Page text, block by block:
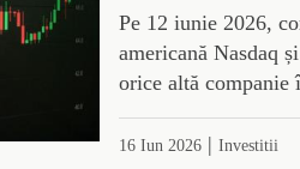
Pe 12 iunie 2026,
americană Nasdaq
orice altă companie
16 Iun 2026| Investitii